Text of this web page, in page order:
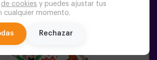
de cookies y puedes ajustar tus
cualquier momento.
Rechazar